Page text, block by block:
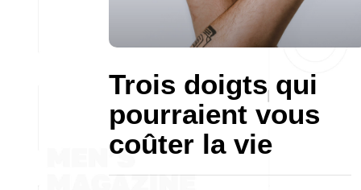
Trois doigts qui
pourraient vous
coûter la vie